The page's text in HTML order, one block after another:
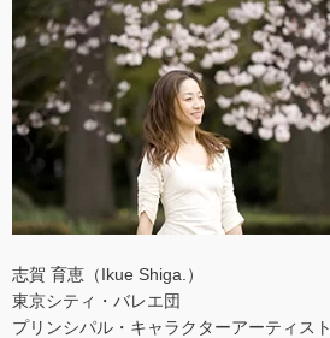
志賀 育恵（Ikue Shiga.）
東京シティ・バレエ団
プリンシパル・キャラクターアーティスト